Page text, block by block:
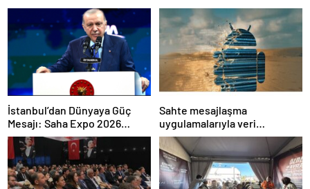
İstanbul’dan Dünyaya Güç
Mesajı: Saha Expo 2026
Rekorlarla Kapılarını Kapattı
Sahte mesajlaşma
uygulamalarıyla veri
sızdırıyorlar- Haber Şafak